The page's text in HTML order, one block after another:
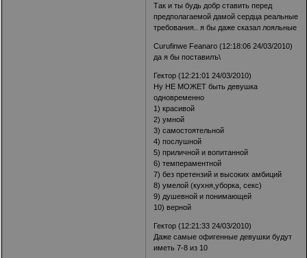
Так и ты будь добр ставить перед
предполагаемой дамой сердца реальные
требования.. я бы даже сказал лояльные
Curufinwe Feanaro (12:18:06 24/03/2010)
да я бы поставилъ\
Гектор (12:21:01 24/03/2010)
Ну НЕ МОЖЕТ быть девушка
одновременно
1) красивой
2) умной
3) самостоятельной
4) послушной
5) приличной и вопитанной
6) темпераментной
7) без претензий и высоких амбиций
8) умелой (кухня,уборка, секс)
9) душевной и понимающей
10) верной
Гектор (12:21:33 24/03/2010)
Даже самые офигенные девушки будут
иметь 7-8 из 10